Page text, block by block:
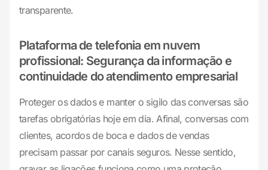
transparente.
Plataforma de telefonia em nuvem
profissional: Segurança da informação e
continuidade do atendimento empresarial
Proteger os dados e manter o sigilo das conversas são
tarefas obrigatórias hoje em dia. Afinal, conversas com
clientes, acordos de boca e dados de vendas
precisam passar por canais seguros. Nesse sentido,